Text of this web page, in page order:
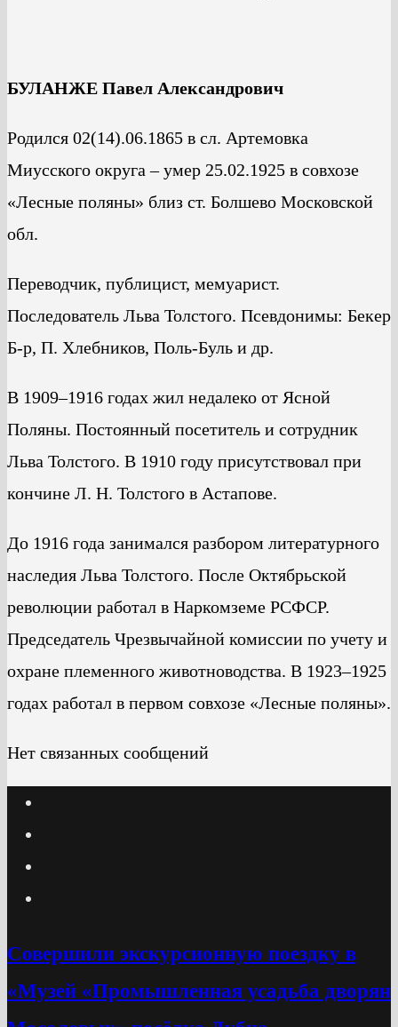
БУЛАНЖЕ Павел Александрович
Родился 02(14).06.1865 в сл. Артемовка
Миусского округа – умер 25.02.1925 в совхозе
«Лесные поляны» близ ст. Болшево Московской
обл.
Переводчик, публицист, мемуарист.
Последователь Льва Толстого. Псевдонимы: Бекер
Б-р, П. Хлебников, Поль-Буль и др.
В 1909–1916 годах жил недалеко от Ясной
Поляны. Постоянный посетитель и сотрудник
Льва Толстого. В 1910 году присутствовал при
кончине Л. Н. Толстого в Астапове.
До 1916 года занимался разбором литературного
наследия Льва Толстого. После Октябрьской
революции работал в Наркомземе РСФСР.
Председатель Чрезвычайной комиссии по учету и
охране племенного животноводства. В 1923–1925
годах работал в первом совхозе «Лесные поляны».
Нет связанных сообщений
Cовершили экскурсионную поездку в
«Музей «Промышленная усадьба дворян